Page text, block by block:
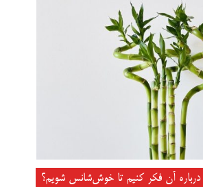
آن فکر کنیم تا خوش‌شانس شویم؟